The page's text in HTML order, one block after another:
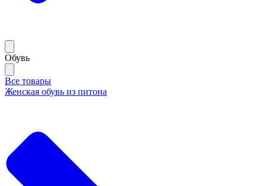
Обувь
Все товары
Женская обувь из питона